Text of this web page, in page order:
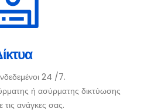
24 /7.
ή ασύρματης δικτύωσης
τις ανάγκες σας.